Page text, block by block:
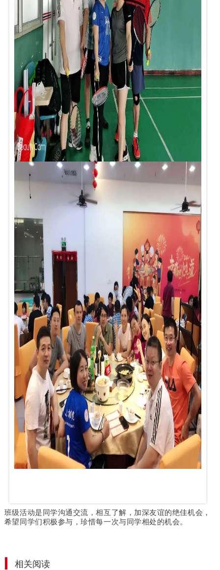
班级活动是同学沟通交流，相互了解，加深友谊的绝佳机会，
希望同学们积极参与，珍惜每一次与同学相处的机会。
相关阅读